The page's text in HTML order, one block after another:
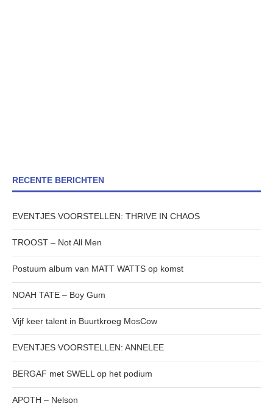
RECENTE BERICHTEN
EVENTJES VOORSTELLEN: THRIVE IN CHAOS
TROOST – Not All Men
Postuum album van MATT WATTS op komst
NOAH TATE – Boy Gum
Vijf keer talent in Buurtkroeg MosCow
EVENTJES VOORSTELLEN: ANNELEE
BERGAF met SWELL op het podium
APOTH – Nelson